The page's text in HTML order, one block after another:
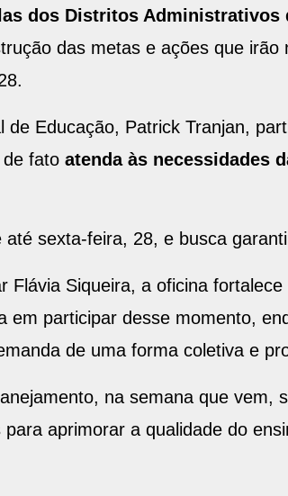
dos Distritos Administrativos
das metas e ações que
de Educação, Patrick Tranjan,
fato atenda às necessidades
até sexta-feira, 28, e busca
Flávia Siqueira, a oficina
em participar desse momento,
de uma forma coletiva e
na semana que vem,
aprimorar a qualidade do